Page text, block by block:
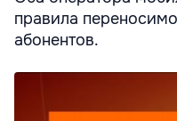
правила
абонентов.